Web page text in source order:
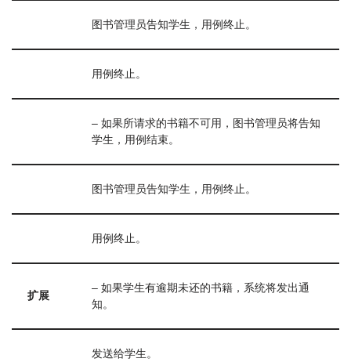
图书管理员告知学生，用例终止。
用例终止。
– 如果所请求的书籍不可用，图书管理员将告知
学生，用例结束。
图书管理员告知学生，用例终止。
用例终止。
扩展
– 如果学生有逾期未还的书籍，系统将发出通
知。
发送给学生。